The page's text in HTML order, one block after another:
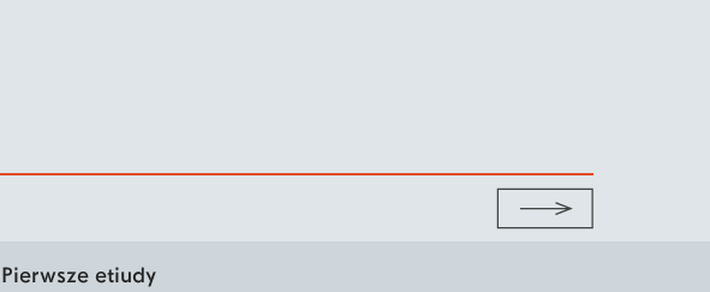
Pierwsze etiudy